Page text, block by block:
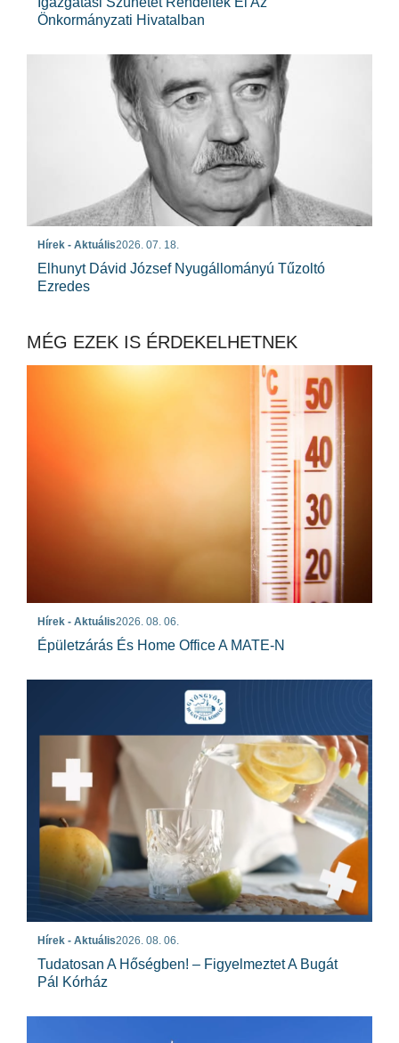
Önkormányzati Hivatalban
Hírek - Aktuális2026. 07. 18.
Elhunyt Dávid József Nyugállományú Tűzoltó
Ezredes
MÉG EZEK IS ÉRDEKELHETNEK
Hírek - Aktuális2026. 08. 06.
Épületzárás És Home Office A MATE-N
Hírek - Aktuális2026. 08. 06.
Tudatosan A Hőségben! – Figyelmeztet A Bugát
Pál Kórház